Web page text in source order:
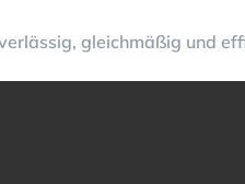
gleichmäßig und